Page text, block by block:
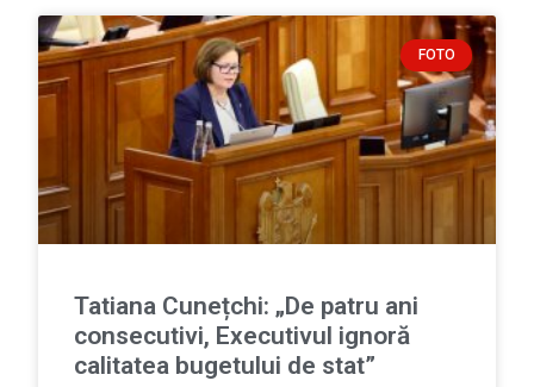
FOTO
Tatiana Cunețchi: „De patru ani
consecutivi, Executivul ignoră
calitatea bugetului de stat”